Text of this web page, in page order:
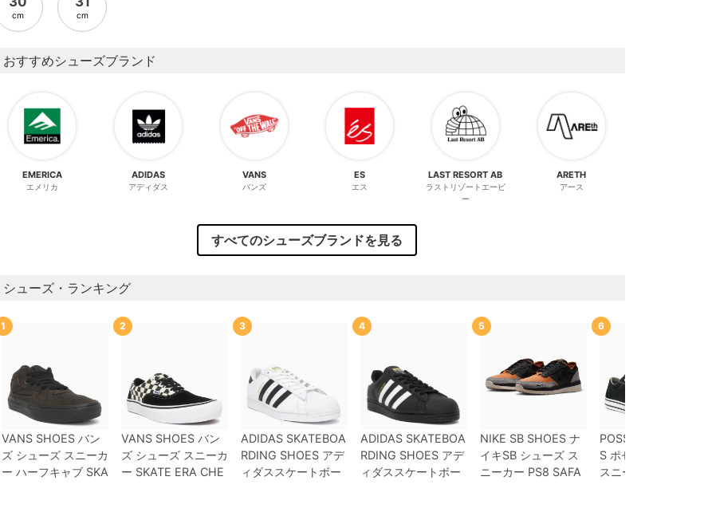
cm cm
おすすめシューズブランド
EMERICA
エメリカ
ADIDAS
アディダス
VANS
バンズ
ES
エス
LAST RESORT AB
ラストリゾートエービ
ー
ARETH
アース
すべてのシューズブランドを見る
シューズ・ランキング
1
VANS SHOES バン
ズ シューズ スニーカ
ー ハーフキャブ SKA
2
VANS SHOES バン
ズ シューズ スニーカ
ー SKATE ERA CHE
3
ADIDAS SKATEBOA
RDING SHOES アデ
ィダススケートボー
4
ADIDAS SKATEBOA
RDING SHOES アデ
ィダススケートボー
5
NIKE SB SHOES ナ
イキSB シューズ ス
ニーカー PS8 SAFA
6
POSSESSED SHOE
S ポゼスト
スニーカー